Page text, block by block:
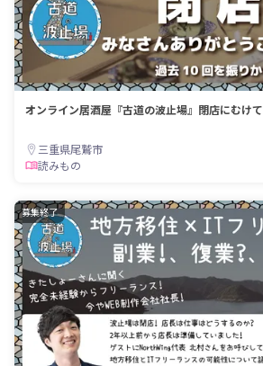
オンライン居酒屋『古道の波止場』閉店にむけて
三重県尾鷲市
読みもの
募集終了